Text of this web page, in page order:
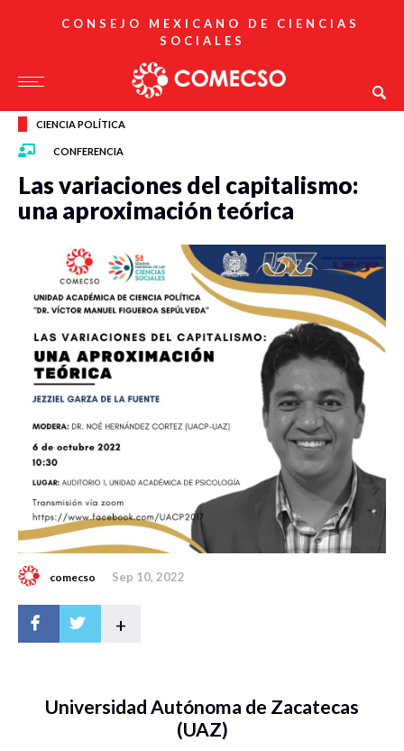
CONSEJO MEXICANO DE CIENCIAS
SOCIALES
CIENCIA POLÍTICA
CONFERENCIA
Las variaciones del capitalismo:
una aproximación teórica
comecso Sep 10, 2022
+
Universidad Autónoma de Zacatecas
(UAZ)